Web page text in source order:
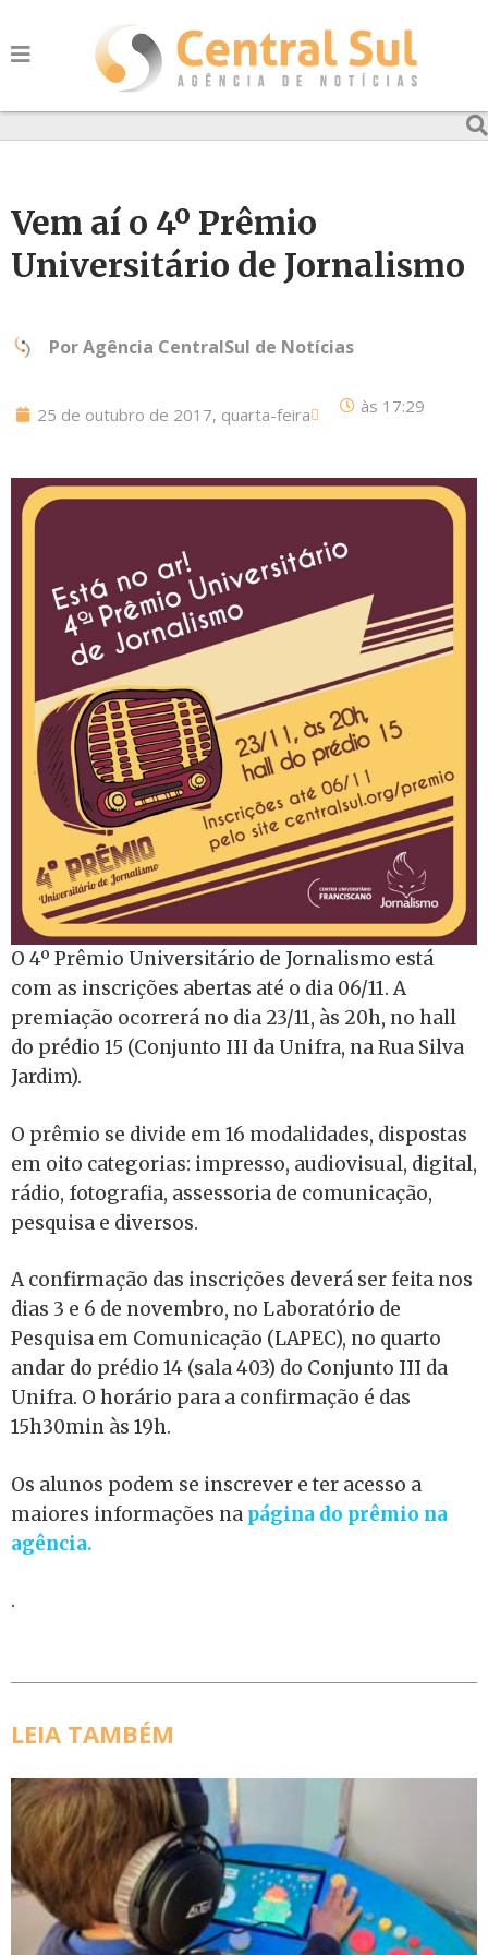
Vem aí o 4º Prêmio
Universitário de Jornalismo
PorAgência CentralSul de Notícias
25 de outubro de 2017, quarta-feira às 17:29
O 4º Prêmio Universitário de Jornalismo está
com as inscrições abertas até o dia 06/11. A
premiação ocorrerá no dia 23/11, às 20h, no hall
do prédio 15 (Conjunto III da Unifra, na Rua Silva
Jardim).
O prêmio se divide em 16 modalidades, dispostas
em oito categorias: impresso, audiovisual, digital,
rádio, fotografia, assessoria de comunicação,
pesquisa e diversos.
A confirmação das inscrições deverá ser feita nos
dias 3 e 6 de novembro, no Laboratório de
Pesquisa em Comunicação (LAPEC), no quarto
andar do prédio 14 (sala 403) do Conjunto III da
Unifra. O horário para a confirmação é das
15h30min às 19h.
Os alunos podem se inscrever e ter acesso a
maiores informações na página do prêmio na
agência.
.
LEIA TAMBÉM